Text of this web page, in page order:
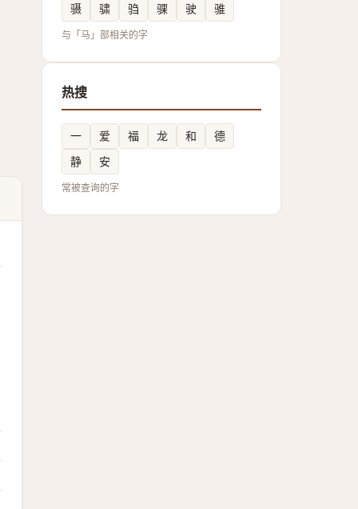
䯅
骕 驺 骒 驶 骓
与「马」部相关的字
热搜
一 爱 福 龙 和
德
静
安
常被查询的字